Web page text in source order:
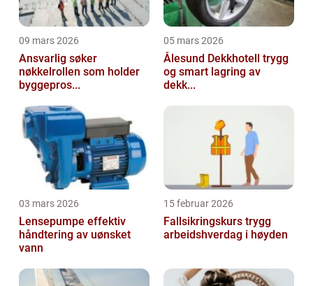
09 mars 2026
Ansvarlig søker
nøkkelrollen som holder
byggepros...
05 mars 2026
Ålesund Dekkhotell trygg
og smart lagring av
dekk...
03 mars 2026
Lensepumpe effektiv
håndtering av uønsket
vann
15 februar 2026
Fallsikringskurs trygg
arbeidshverdag i høyden